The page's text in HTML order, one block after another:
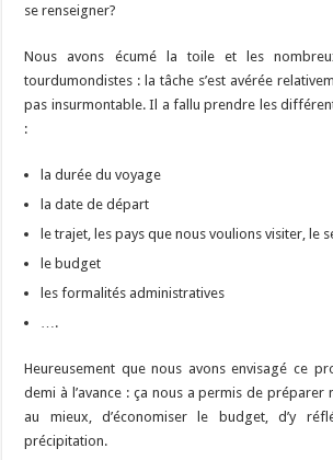
se renseigner?
Nous avons écumé la toile et les
tourdumondistes : la tâche s’est avérée
pas insurmontable. Il a fallu prendre les
:
la durée du voyage
la date de départ
le trajet, les pays que nous voulions visiter, le
le budget
les formalités administratives
….
Heureusement que nous avons envisagé ce
demi à l’avance : ça nous a permis de
au mieux, d’économiser le budget, d’y
précipitation.